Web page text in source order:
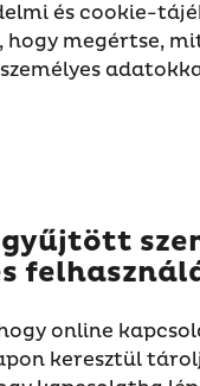
és cookie-
hogy megértse,
online
keresztül